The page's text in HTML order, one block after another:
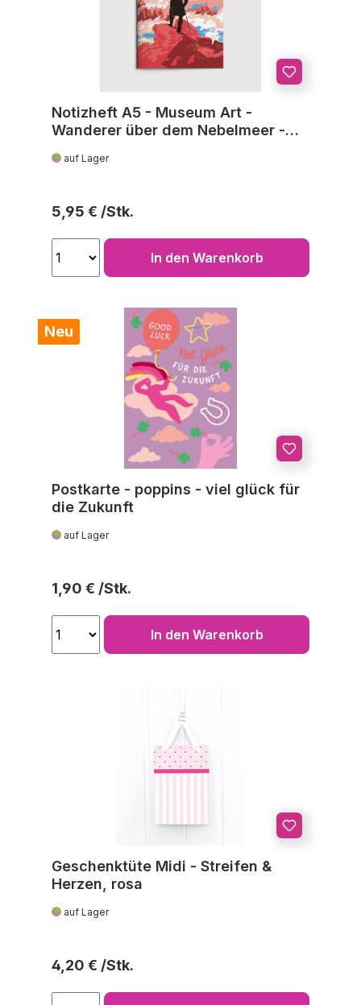
Notizheft A5 - Museum Art -
Wanderer über dem Nebelmeer -
auf Lager
Regulärer Preis:
5,95 €
In den Warenkorb
Neu
Postkarte - poppins - viel glück für
die Zukunft
auf Lager
Regulärer Preis:
1,90 €
In den Warenkorb
Geschenktüte Midi - Streifen &
Herzen, rosa
auf Lager
Regulärer Preis:
4,20 €